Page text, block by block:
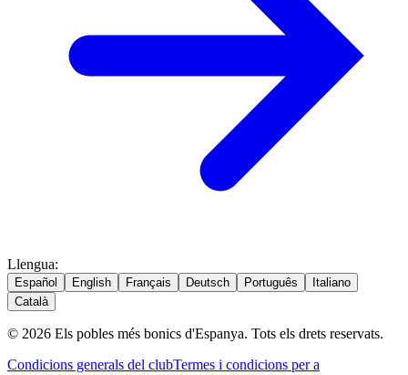
Llengua:
Español English Français Deutsch Português
Italiano
Català
© 2026 Els pobles més bonics d'Espanya. Tots els drets reservats.
Condicions generals del clubTermes i condicions per a